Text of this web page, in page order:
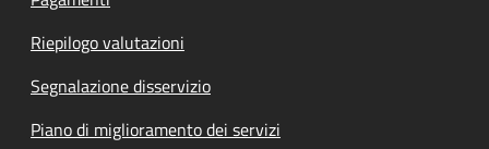
Riepilogo valutazioni
Segnalazione disservizio
Piano di miglioramento dei servizi